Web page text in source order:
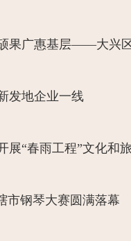
果广惠基层——大兴
发地企业一线
展“春雨工程”文化和
市钢琴大赛圆满落幕